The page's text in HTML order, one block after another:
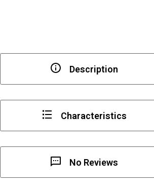
Description
Characteristics
No Reviews